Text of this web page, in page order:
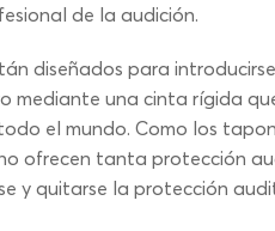
de la audición.
diseñados para
mediante una cinta rígida
el mundo. Como los
ofrecen tanta protección
y quitarse la protección